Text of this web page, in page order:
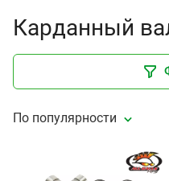
Карданный
По популярности